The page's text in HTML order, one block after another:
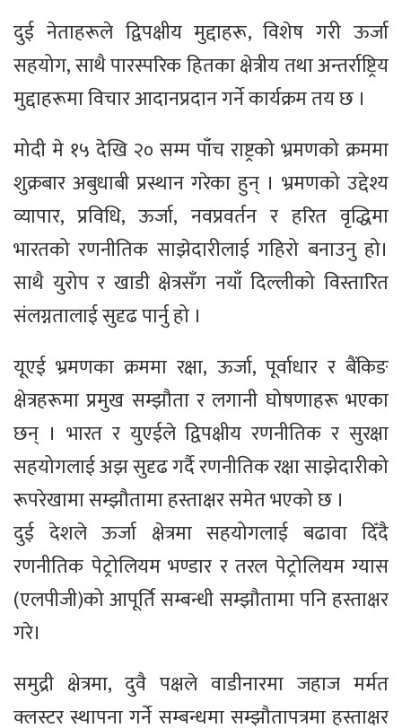
दुई नेताहरूले द्विपक्षीय मुद्दाहरू, विशेष गरी ऊर्जा
सहयोग, साथै पारस्परिक हितका क्षेत्रीय तथा अन्तर्राष्ट्रिय
मुद्दाहरूमा विचार आदानप्रदान गर्ने कार्यक्रम तय छ ।
मोदी मे १५ देखि २० सम्म पाँच राष्ट्रको भ्रमणको क्रममा
शुक्रबार अबुधाबी प्रस्थान गरेका हुन् । भ्रमणको उद्देश्य
व्यापार, प्रविधि, ऊर्जा, नवप्रवर्तन र हरित वृद्धिमा
भारतको रणनीतिक साझेदारीलाई गहिरो बनाउनु हो।
साथै युरोप र खाडी क्षेत्रसँग नयाँ दिल्लीको विस्तारित
संलग्नतालाई सुदृढ पार्नु हो ।
यूएई भ्रमणका क्रममा रक्षा, ऊर्जा, पूर्वाधार र बैंकिङ
क्षेत्रहरूमा प्रमुख सम्झौता र लगानी घोषणाहरू भएका
छन् । भारत र युएईले द्विपक्षीय रणनीतिक र सुरक्षा
सहयोगलाई अझ सुदृढ गर्दै रणनीतिक रक्षा साझेदारीको
रूपरेखामा सम्झौतामा हस्ताक्षर समेत भएको छ ।
दुई देशले ऊर्जा क्षेत्रमा सहयोगलाई बढावा दिँदै
रणनीतिक पेट्रोलियम भण्डार र तरल पेट्रोलियम ग्यास
(एलपीजी)को आपूर्ति सम्बन्धी सम्झौतामा पनि हस्ताक्षर
गरे।
समुद्री क्षेत्रमा, दुवै पक्षले वाडीनारमा जहाज मर्मत
क्लस्टर स्थापना गर्ने सम्बन्धमा सम्झौतापत्रमा हस्ताक्षर